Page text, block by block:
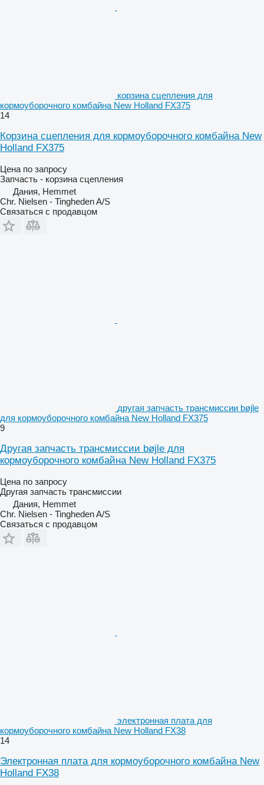
корзина сцепления для
кормоуборочного комбайна New Holland FX375
14
Корзина сцепления для кормоуборочного комбайна New
Holland FX375
Цена по запросу
Запчасть - корзина сцепления
Дания, Hemmet
Chr. Nielsen - Tingheden A/S
Связаться с продавцом
другая запчасть трансмиссии bøjle
для кормоуборочного комбайна New Holland FX375
9
Другая запчасть трансмиссии bøjle для
кормоуборочного комбайна New Holland FX375
Цена по запросу
Другая запчасть трансмиссии
Дания, Hemmet
Chr. Nielsen - Tingheden A/S
Связаться с продавцом
электронная плата для
кормоуборочного комбайна New Holland FX38
14
Электронная плата для кормоуборочного комбайна New
Holland FX38